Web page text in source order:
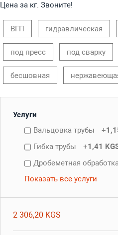
Цена за кг. Звоните!
ВГП гидравлическая
под пресс под сварку
бесшовная
Услуги
Вальцовка трубы
+
Гибка трубы
+1,41
Дробеметная
Показать все услуги
2 306,20 KGS